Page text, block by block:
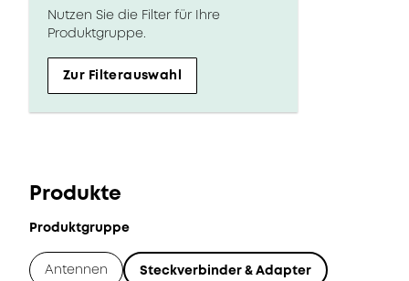
Nutzen Sie die Filter für Ihre
Produktgruppe.
Zur Filterauswahl
Produkte
Produktgruppe
Antennen Steckverbinder & Adapter